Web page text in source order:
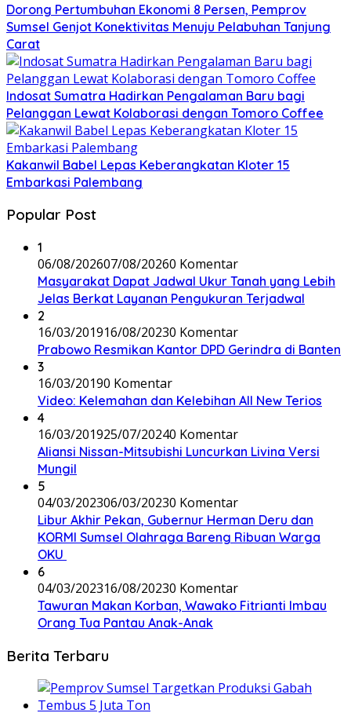
Dorong Pertumbuhan Ekonomi 8 Persen, Pemprov
Sumsel Genjot Konektivitas Menuju Pelabuhan Tanjung
Carat
Indosat Sumatra Hadirkan Pengalaman Baru bagi
Pelanggan Lewat Kolaborasi dengan Tomoro Coffee
Kakanwil Babel Lepas Keberangkatan Kloter 15
Embarkasi Palembang
Popular Post
1
06/08/202607/08/20260 Komentar
Masyarakat Dapat Jadwal Ukur Tanah yang Lebih
Jelas Berkat Layanan Pengukuran Terjadwal
2
16/03/201916/08/20230 Komentar
Prabowo Resmikan Kantor DPD Gerindra di Banten
3
16/03/20190 Komentar
Video: Kelemahan dan Kelebihan All New Terios
4
16/03/201925/07/20240 Komentar
Aliansi Nissan-Mitsubishi Luncurkan Livina Versi
Mungil
5
04/03/202306/03/20230 Komentar
Libur Akhir Pekan, Gubernur Herman Deru dan
KORMI Sumsel Olahraga Bareng Ribuan Warga
OKU
6
04/03/202316/08/20230 Komentar
Tawuran Makan Korban, Wawako Fitrianti Imbau
Orang Tua Pantau Anak-Anak
Berita Terbaru